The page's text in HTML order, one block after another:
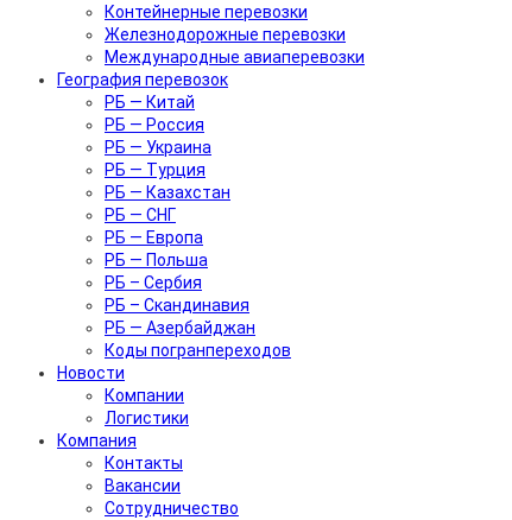
Контейнерные перевозки
Железнодорожные перевозки
Международные авиаперевозки
География перевозок
РБ — Китай
РБ — Россия
РБ — Украина
РБ — Турция
РБ — Казахстан
РБ — СНГ
РБ — Европа
РБ — Польша
РБ – Сербия
РБ – Скандинавия
РБ — Азербайджан
Коды погранпереходов
Новости
Компании
Логистики
Компания
Контакты
Вакансии
Сотрудничество